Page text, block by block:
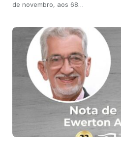
de novembro, aos 68…